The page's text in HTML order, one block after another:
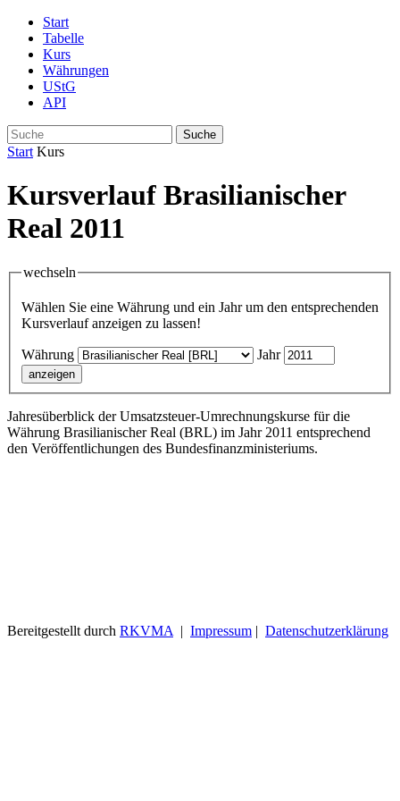
Start
Tabelle
Kurs
Währungen
UStG
API
Suche
Start Kurs
Kursverlauf Brasilianischer
Real 2011
wechseln
Wählen Sie eine Währung und ein Jahr um den entsprechenden
Kursverlauf anzeigen zu lassen!
Währung Jahr
Jahresüberblick der Umsatzsteuer-Umrechnungskurse für die
Währung Brasilianischer Real (BRL) im Jahr 2011 entsprechend
den Veröffentlichungen des Bundesfinanzministeriums.
Bereitgestellt durch RKVMA| Impressum Datenschutzerklärung